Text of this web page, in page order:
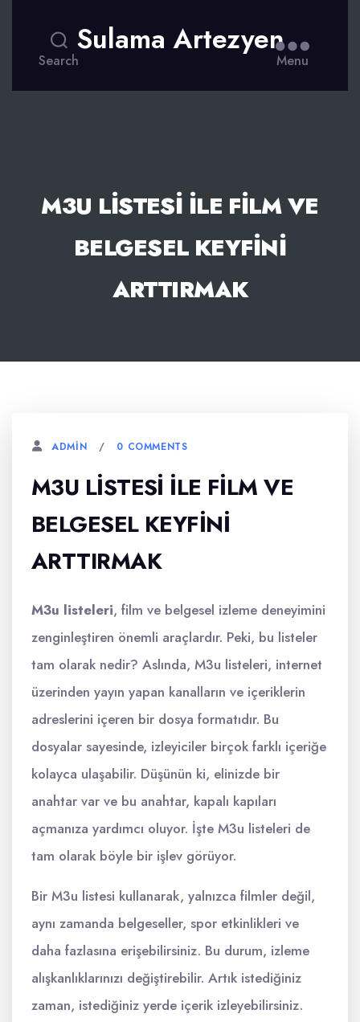
Search
Sulama Artezyen
Menu
M3U LISTESI İLE FILM VE
BELGESEL KEYFINI
ARTTIRMAK
ADMIN 0 COMMENTS
M3U LISTESI İLE FILM VE
BELGESEL KEYFINI
ARTTIRMAK
M3u listeleri, film ve belgesel izleme deneyimini
zenginleştiren önemli araçlardır. Peki, bu listeler
tam olarak nedir? Aslında, M3u listeleri, internet
üzerinden yayın yapan kanalların ve içeriklerin
adreslerini içeren bir dosya formatıdır. Bu
dosyalar sayesinde, izleyiciler birçok farklı içeriğe
kolayca ulaşabilir. Düşünün ki, elinizde bir
anahtar var ve bu anahtar, kapalı kapıları
açmanıza yardımcı oluyor. İşte M3u listeleri de
tam olarak böyle bir işlev görüyor.
Bir M3u listesi kullanarak, yalnızca filmler değil,
aynı zamanda belgeseller, spor etkinlikleri ve
daha fazlasına erişebilirsiniz. Bu durum, izleme
alışkanlıklarınızı değiştirebilir. Artık istediğiniz
zaman, istediğiniz yerde içerik izleyebilirsiniz.